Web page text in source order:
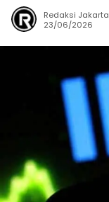
Redaksi Jakarta
23/06/2026